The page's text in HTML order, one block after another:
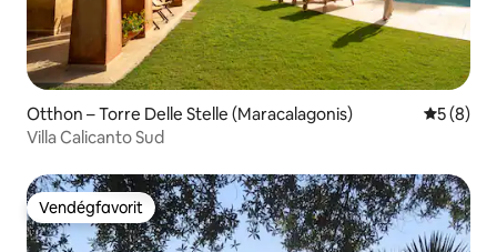
Otthon – Torre Delle Stelle (Maracalagonis) Átlagos
5 (8)
Villa Calicanto Sud
Vendégfavorit
Vendégfavorit